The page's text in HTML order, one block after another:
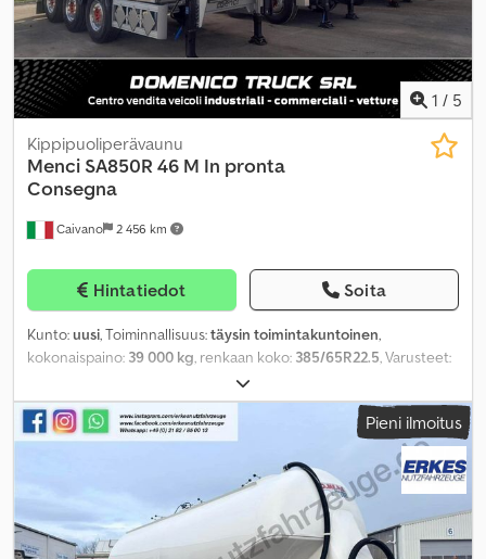
1 / 5
Caivano 2 456 km
Kippipuoliperävaunu
Menci SA850R 46 M In pronta
Consegna
Hintatiedot Soita
Kunto:uusi, Toiminnallisuus:täysin toimintakuntoinen,
kokonaispaino: 39 000 kg, renkaan koko: 385/65R22.5, Varusteet:
Pieni ilmoitus